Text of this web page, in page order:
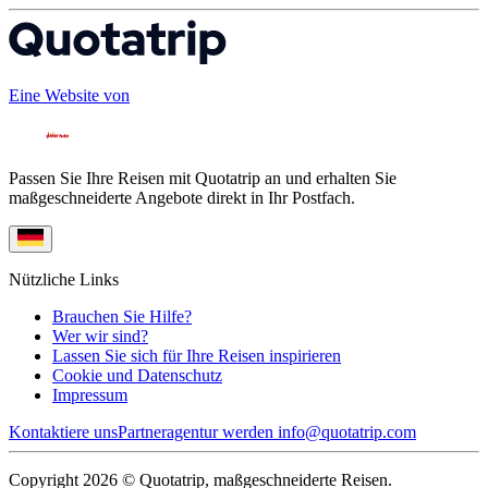
Eine Website von
Passen Sie Ihre Reisen mit Quotatrip an und erhalten Sie
maßgeschneiderte Angebote direkt in Ihr Postfach.
Nützliche Links
Brauchen Sie Hilfe?
Wer wir sind?
Lassen Sie sich für Ihre Reisen inspirieren
Cookie und Datenschutz
Impressum
Kontaktiere unsPartneragentur werden info@quotatrip.com
Copyright 2026 © Quotatrip, maßgeschneiderte Reisen.